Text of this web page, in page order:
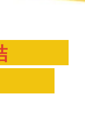
連結